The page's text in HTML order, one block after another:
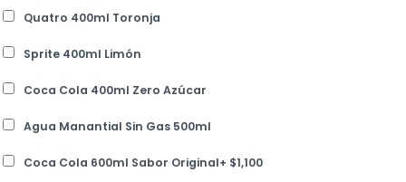
Quatro 400ml Toronja
Sprite 400ml Limón
Coca Cola 400ml Zero Azúcar
Agua Manantial Sin Gas 500ml
Coca Cola 600ml Sabor Original+ $1,100